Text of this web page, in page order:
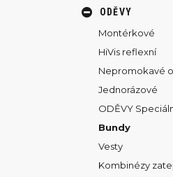
ODĚVY
Montérkové
HiVis reflexní
Nepromokavé
Jednorázové
ODĚVY
Bundy
Vesty
Kombinézy